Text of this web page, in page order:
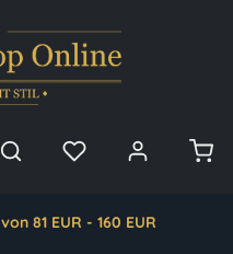
von 81 EUR - 160 EUR